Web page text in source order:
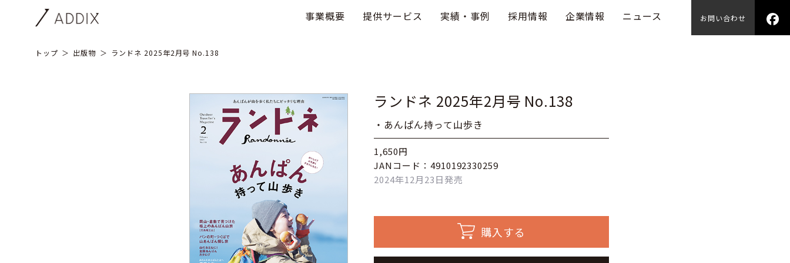
事業概要 提供サービス 実績・事例 採用情報 企業情報 ニュース お問い合わせ
トップ 出版物 ランドネ 2025年2月号 No.138
ランドネ 2025年2月号 No.138
・あんぱん持って山歩き
1,650円
JANコード：4910192330259
2024年12月23日発売
購入する